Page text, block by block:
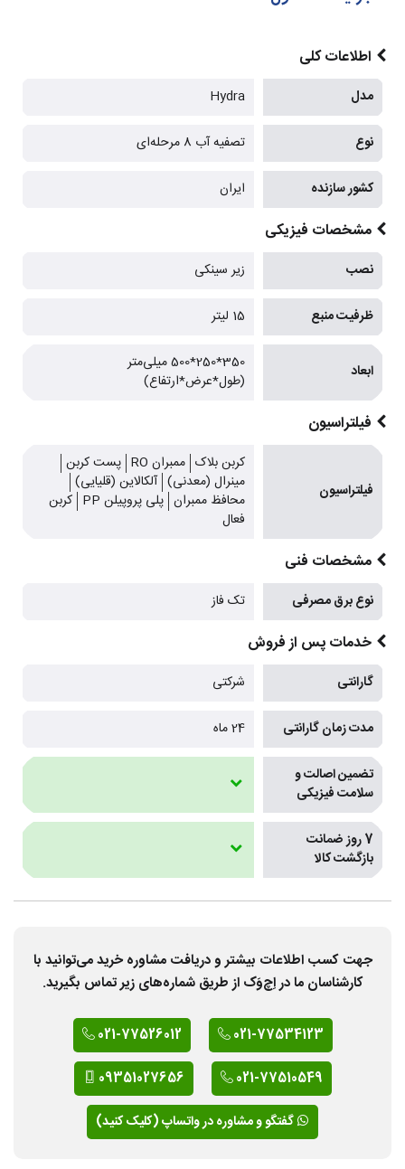
اطلاعات کلی
مدل Hydra
نوع تصفیه آب 8 مرحله‌ای
کشور سازنده ایران
مشخصات فیزیکی
نصب زیر سینکی
ظرفیت منبع 15 لیتر
ابعاد
350*250*500 میلی‌متر
(طول*عرض*ارتفاع)
فیلتراسیون
فیلتراسیون
کربن بلاک ممبران RO
پست کربن
مینرال (معدنی) آلکالاین (قلیایی)
محافظ ممبران پلی پروپیلن PP
کربن
فعال
مشخصات فنی
نوع برق مصرفی تک فاز
خدمات پس از فروش
گارانتی شرکتی
مدت زمان گارانتی 24 ماه
تضمین اصالت و
سلامت فیزیکی
7 روز ضمانت
بازگشت کالا
جهت کسب اطلاعات بیشتر و دریافت مشاوره خرید می‌توانید با
کارشناسان ما در اِچ‌وَک از طریق شماره‌های زیر تماس بگیرید.
021-77534123
021-77526012
021-77510549
09351027656
گفتگو و مشاوره در واتساپ (کلیک کنید)